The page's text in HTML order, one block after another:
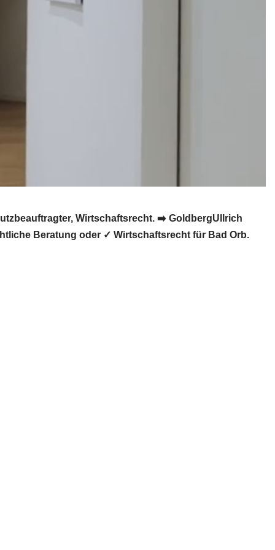
Wirtschaftsrecht. ➡️ GoldbergUllrich
Beratung oder ✓ Wirtschaftsrecht für Bad Orb.